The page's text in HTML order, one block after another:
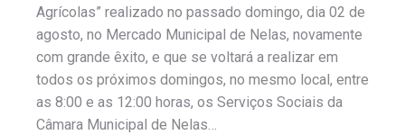
Agrícolas” realizado no passado domingo, dia 02 de
agosto, no Mercado Municipal de Nelas, novamente
com grande êxito, e que se voltará a realizar em
todos os próximos domingos, no mesmo local, entre
as 8:00 e as 12:00 horas, os Serviços Sociais da
Câmara Municipal de Nelas…